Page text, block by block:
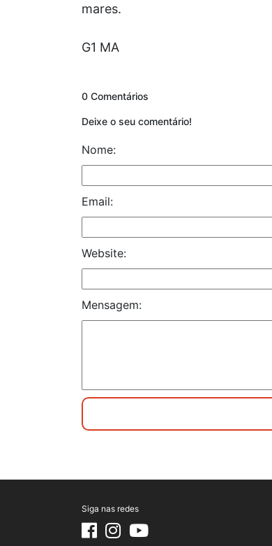
mares.
G1 MA
0 Comentários
Deixe o seu comentário!
Nome:
Email:
Website:
Mensagem:
Siga nas redes